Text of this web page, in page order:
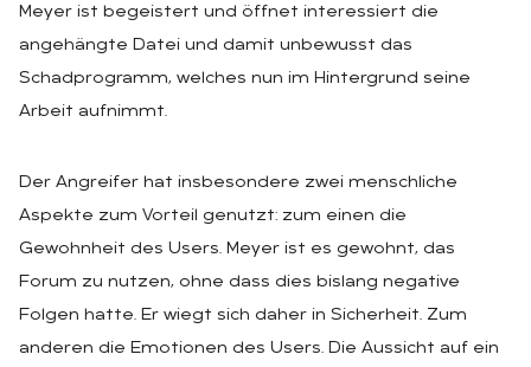
Meyer ist begeistert und öffnet interessiert die
angehängte Datei und damit unbewusst das
Schadprogramm, welches nun im Hintergrund seine
Arbeit aufnimmt.
Der Angreifer hat insbesondere zwei menschliche
Aspekte zum Vorteil genutzt: zum einen die
Gewohnheit des Users. Meyer ist es gewohnt, das
Forum zu nutzen, ohne dass dies bislang negative
Folgen hatte. Er wiegt sich daher in Sicherheit. Zum
anderen die Emotionen des Users. Die Aussicht auf ein